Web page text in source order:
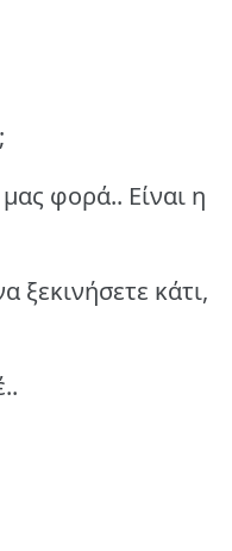
φορά.. Είναι η
κάτι,